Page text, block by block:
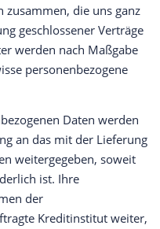
zusammen, die uns ganz
geschlossener Verträge
werden nach Maßgabe
personenbezogene
Daten werden
an das mit der Lieferung
weitergegeben, soweit
ist. Ihre
der
Kreditinstitut weiter,